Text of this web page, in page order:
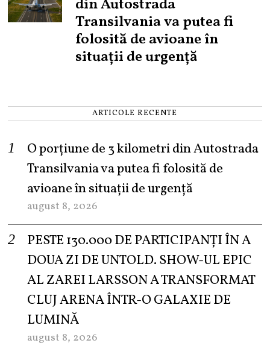
din Autostrada
Transilvania va putea fi
folosită de avioane în
situații de urgență
ARTICOLE RECENTE
O porțiune de 3 kilometri din Autostrada
Transilvania va putea fi folosită de
avioane în situații de urgență
august 8, 2026
PESTE 130.000 DE PARTICIPANȚI ÎN A
DOUA ZI DE UNTOLD. SHOW-UL EPIC
AL ZAREI LARSSON A TRANSFORMAT
CLUJ ARENA ÎNTR-O GALAXIE DE
LUMINĂ
august 8, 2026